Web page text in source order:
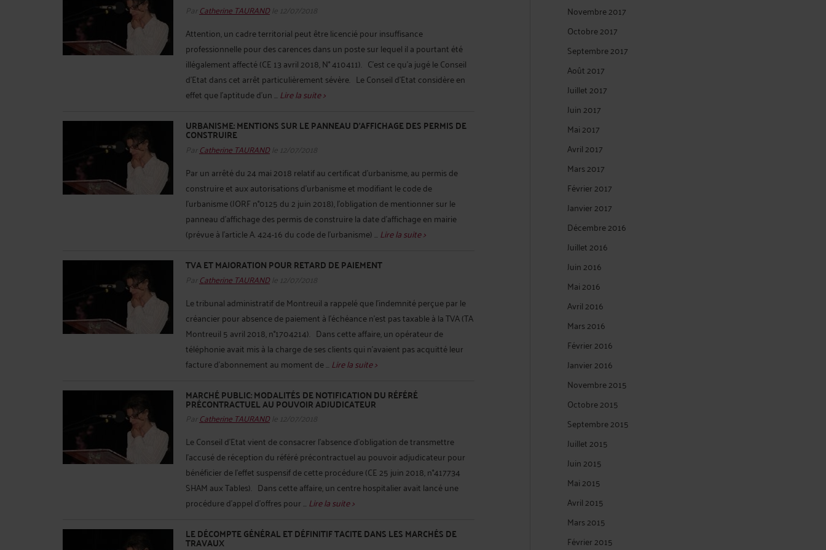
Par Catherine TAURANDle 12/07/2018
Attention, un cadre territorial peut être licencié pour insuffisance
professionnelle pour des carences dans un poste sur lequel il a pourtant été
illégalement affecté (CE 13 avril 2018, N° 410411). C’est ce qu’a jugé le Conseil
d’Etat dans cet arrêt particulièrement sévère. Le Conseil d’Etat considère en
effet que l’aptitude d’un ...Lire la suite >
URBANISME: MENTIONS SUR LE PANNEAU D'AFFICHAGE DES PERMIS DE
CONSTRUIRE
Par Catherine TAURANDle 12/07/2018
Par un arrêté du 24 mai 2018 relatif au certificat d'urbanisme, au permis de
construire et aux autorisations d'urbanisme et modifiant le code de
l'urbanisme (JORF n°0125 du 2 juin 2018), l’obligation de mentionner sur le
panneau d’affichage des permis de construire la date d’affichage en mairie
(prévue à l’article A. 424-16 du code de l’urbanisme) ...Lire la suite >
TVA ET MAJORATION POUR RETARD DE PAIEMENT
Par Catherine TAURANDle 12/07/2018
Le tribunal administratif de Montreuil a rappelé que l'indemnité perçue par le
créancier pour absence de paiement à l'échéance n'est pas taxable à la TVA (TA
Montreuil 5 avril 2018, n°1704214). Dans cette affaire, un opérateur de
téléphonie avait mis à la charge de ses clients qui n’avaient pas acquitté leur
facture d'abonnement au moment de ...Lire la suite >
MARCHÉ PUBLIC: MODALITÉS DE NOTIFICATION DU RÉFÉRÉ
PRÉCONTRACTUEL AU POUVOIR ADJUDICATEUR
Par Catherine TAURANDle 12/07/2018
Le Conseil d’Etat vient de consacrer l’absence d’obligation de transmettre
l’accusé de réception du référé précontractuel au pouvoir adjudicateur pour
bénéficier de l'effet suspensif de cette procédure (CE 25 juin 2018, n°417734
SHAM aux Tables). Dans cette affaire, un centre hospitalier avait lancé une
procédure d'appel d'offres pour ...Lire la suite >
LE DÉCOMPTE GÉNÉRAL ET DÉFINITIF TACITE DANS LES MARCHÉS DE
TRAVAUX
Novembre 2017
Octobre 2017
Septembre 2017
Août 2017
Juillet 2017
Juin 2017
Mai 2017
Avril 2017
Mars 2017
Février 2017
Janvier 2017
Décembre 2016
Juillet 2016
Juin 2016
Mai 2016
Avril 2016
Mars 2016
Février 2016
Janvier 2016
Novembre 2015
Octobre 2015
Septembre 2015
Juillet 2015
Juin 2015
Mai 2015
Avril 2015
Mars 2015
Février 2015